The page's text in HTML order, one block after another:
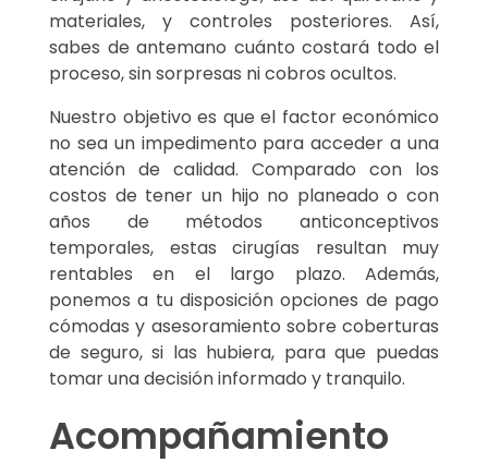
materiales, y controles posteriores. Así,
sabes de antemano cuánto costará todo el
proceso, sin sorpresas ni cobros ocultos.
Nuestro objetivo es que el factor económico
no sea un impedimento para acceder a una
atención de calidad. Comparado con los
costos de tener un hijo no planeado o con
años de métodos anticonceptivos
temporales, estas cirugías resultan muy
rentables en el largo plazo. Además,
ponemos a tu disposición opciones de pago
cómodas y asesoramiento sobre coberturas
de seguro, si las hubiera, para que puedas
tomar una decisión informado y tranquilo.
Acompañamiento